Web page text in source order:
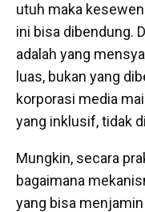
utuh maka
ini bisa dibendung.
adalah yang
luas, bukan yang
korporasi media
yang inklusif, tidak
Mungkin, secara
bagaimana
yang bisa